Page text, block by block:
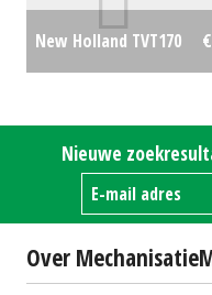
New Holland TVT170
Nieuwe
Over